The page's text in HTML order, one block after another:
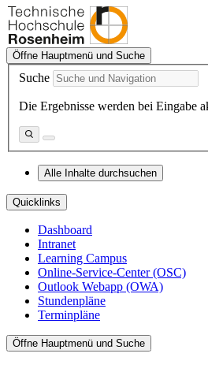
Öffne Hauptmenü und Suche
Suche
Die Ergebnisse werden bei Eingabe
Alle Inhalte durchsuchen
Quicklinks
Dashboard
Intranet
Learning Campus
Online-Service-Center (OSC)
Outlook Webapp (OWA)
Stundenpläne
Terminpläne
Öffne Hauptmenü und Suche